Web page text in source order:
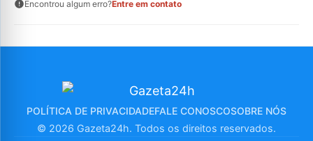
Encontrou algum erro?Entre em contato
POLÍTICA DE PRIVACIDADEFALE CONOSCOSOBRE NÓS
© 2026 Gazeta24h. Todos os direitos reservados.